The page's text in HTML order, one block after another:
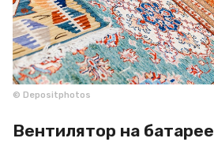
© Depositphotos
Вентилятор на батарее